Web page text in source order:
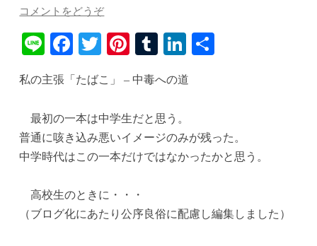
コメントをどうぞ
Li
ne
Fa
bo
ok
T
tte
r
Pi
nt
er
es
t
T
m
bl
r
Li
ed
私の主張「たばこ」 – 中毒への道
最初の一本は中学生だと思う。
普通に咳き込み悪いイメージのみが残った。
中学時代はこの一本だけではなかったかと思う。
高校生のときに・・・
（ブログ化にあたり公序良俗に配慮し編集しました）